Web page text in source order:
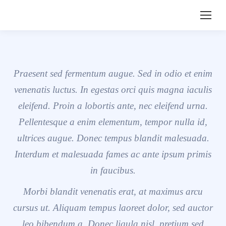
Praesent sed fermentum augue. Sed in odio et enim
venenatis luctus. In egestas orci quis magna iaculis
eleifend. Proin a lobortis ante, nec eleifend urna.
Pellentesque a enim elementum, tempor nulla id,
ultrices augue. Donec tempus blandit malesuada.
Interdum et malesuada fames ac ante ipsum primis
in faucibus.
Morbi blandit venenatis erat, at maximus arcu
cursus ut. Aliquam tempus laoreet dolor, sed auctor
leo bibendum a. Donec ligula nisl, pretium sed